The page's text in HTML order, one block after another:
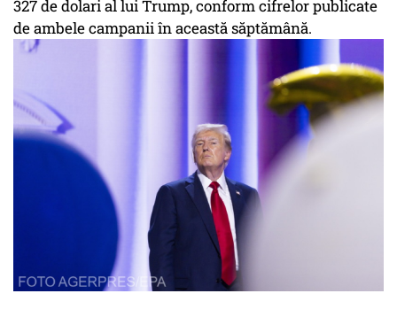
327 de dolari al lui Trump, conform cifrelor publicate
de ambele campanii în această săptămână.